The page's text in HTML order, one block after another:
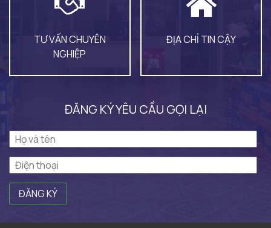
TƯ VẤN CHUYÊN
NGHIỆP
ĐỊA CHỈ TIN CẬY
ĐĂNG KÝ YÊU CẦU GỌI LẠI
ĐĂNG KÝ